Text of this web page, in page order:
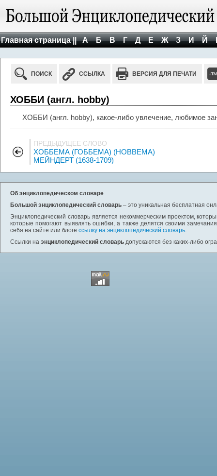
Главная страница || А Б В Г Д Е Ж З И Й
ПОИСК ССЫЛКА ВЕРСИЯ ДЛЯ ПЕЧАТИ
ХОББИ (англ. hobby)
ХОББИ (англ. hobby), какое-либо увлечение, любимое
ПРЕДЫДУЩЕЕ СЛОВО
ХОББЕМА (ГОББЕМА) (HOBBEMA)
МЕЙНДЕРТ (1638-1709)
Об энциклопедическом словаре
Большой энциклопедический словарь – это уникальная бесплатная
Энциклопедический словарь является некоммерческим проектом,
которые помогают выявлять ошибки, а также делятся своими
себя на сайте или блоге ссылку на энциклопедический словарь.
Ссылки на энциклопедический словарь допускаются без каких-либо